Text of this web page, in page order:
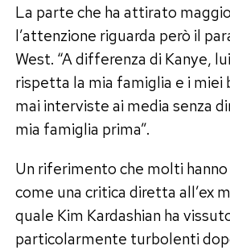
La parte che ha attirato
l’attenzione riguarda però il
West. “A differenza di Kanye,
rispetta la mia famiglia e i miei
mai interviste ai media senza
mia famiglia prima”.
Un riferimento che molti
come una critica diretta all’ex
quale Kim Kardashian ha
particolarmente turbolenti